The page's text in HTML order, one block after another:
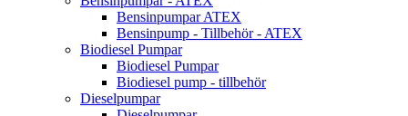
Bensinpumpar ATEX
Bensinpump - Tillbehör - ATEX
Biodiesel Pumpar
Biodiesel Pumpar
Biodiesel pump - tillbehör
Dieselpumpar